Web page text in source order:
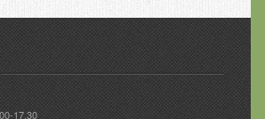
17.30